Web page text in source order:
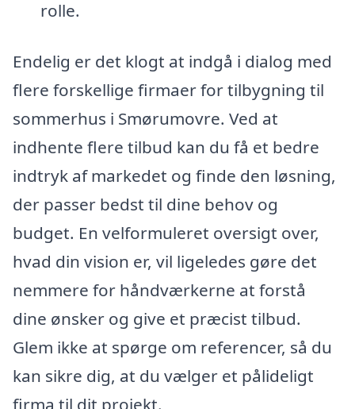
rolle.
Endelig er det klogt at indgå i dialog med
flere forskellige firmaer for tilbygning til
sommerhus i Smørumovre. Ved at
indhente flere tilbud kan du få et bedre
indtryk af markedet og finde den løsning,
der passer bedst til dine behov og
budget. En velformuleret oversigt over,
hvad din vision er, vil ligeledes gøre det
nemmere for håndværkerne at forstå
dine ønsker og give et præcist tilbud.
Glem ikke at spørge om referencer, så du
kan sikre dig, at du vælger et pålideligt
firma til dit projekt.